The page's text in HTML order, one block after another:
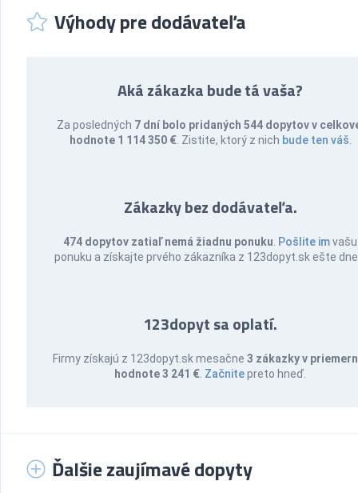
Výhody pre dodávateľa
Aká zákazka bude tá vaša?
Za posledných 7 dní bolo pridaných 544 dopytov v
hodnote 1 114 350 € . Zistite, ktorý z nich bude ten váš
Zákazky bez dodávateľa.
474 dopytov zatiaľ nemá žiadnu ponuku Pošlite imvašu
ponuku a získajte prvého zákazníka z 123dopyt.sk ešte
123dopyt sa oplatí.
Firmy získajú z 123dopyt.sk mesačne3 zákazky v
hodnote 3 241 € Začnitepreto hneď.
Ďalšie zaujímavé dopyty